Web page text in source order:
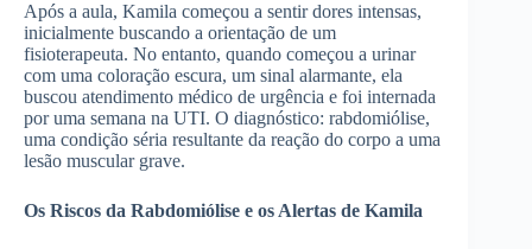
Após a aula, Kamila começou a sentir dores intensas,
inicialmente buscando a orientação de um
fisioterapeuta. No entanto, quando começou a urinar
com uma coloração escura, um sinal alarmante, ela
buscou atendimento médico de urgência e foi internada
por uma semana na UTI. O diagnóstico: rabdomiólise,
uma condição séria resultante da reação do corpo a uma
lesão muscular grave.
Os Riscos da Rabdomiólise e os Alertas de Kamila